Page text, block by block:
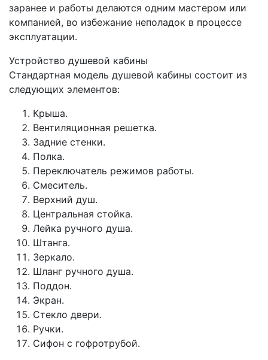
заранее и работы делаются одним мастером или
компанией, во избежание неполадок в процессе
эксплуатации.
Устройство душевой кабины
Стандартная модель душевой кабины состоит из
следующих элементов:
Крыша.
Вентиляционная решетка.
Задние стенки.
Полка.
Переключатель режимов работы.
Смеситель.
Верхний душ.
Центральная стойка.
Лейка ручного душа.
Штанга.
Зеркало.
Шланг ручного душа.
Поддон.
Экран.
Стекло двери.
Ручки.
Сифон с гофротрубой.